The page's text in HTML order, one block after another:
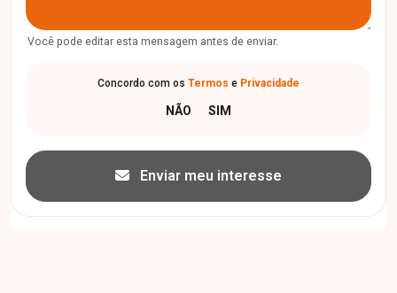
Você pode editar esta mensagem antes de enviar.
Concordo com os Termos e Privacidade
Enviar meu interesse